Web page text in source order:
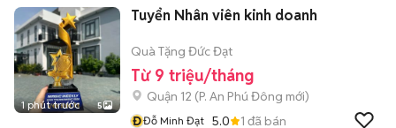
1 phút trước 5
Tuyển Nhân viên kinh doanh
Quà Tặng Đức Đạt
Từ 9 triệu/tháng
Quận 12 (P. An Phú Đông mới)
ĐĐỗ Minh Đạt 5.0 1 đã bán